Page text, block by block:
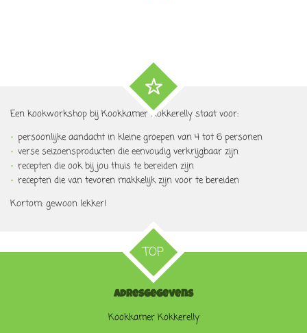
Een kookworkshop bij Kookkamer Kokkerelly staat voor:
persoonlijke aandacht in kleine groepen van 4 tot 6 personen
verse seizoensproducten die eenvoudig verkrijgbaar zijn
recepten die ook bij jou thuis te bereiden zijn
recepten die van tevoren makkelijk zijn voor te bereiden
Kortom: gewoon lekker!
TOP
Adresgegevens
Kookkamer Kokkerelly